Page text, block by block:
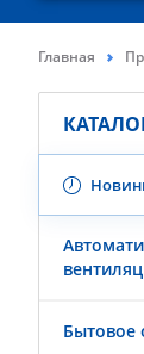
Главная
Бытовое